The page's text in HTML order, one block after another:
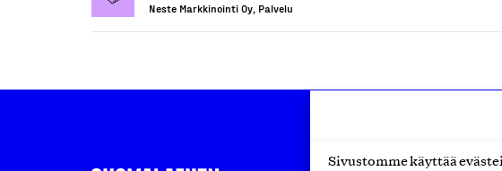
Sivustomme käyttää
Neste Markkinointi Oy, Palvelu